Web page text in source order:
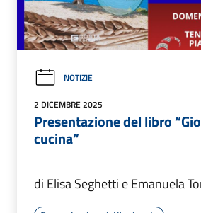
NOTIZIE
2 DICEMBRE 2025
Presentazione del libro
cucina”
di Elisa Seghetti e Emanuela